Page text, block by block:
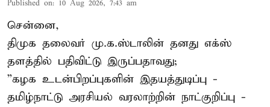
Published on: 10 Aug 2026, 7:43 am
சென்னை,
திமுக தலைவர் மு.க.ஸ்டாலின் தனது எக்ஸ்
தளத்தில் பதிவிட்டு இருப்பதாவது;
”கழக உடன்பிறப்புகளின் இதயத்துடிப்பு -
தமிழ்நாட்டு அரசியல் வரலாற்றின் நாட்குறிப்பு -